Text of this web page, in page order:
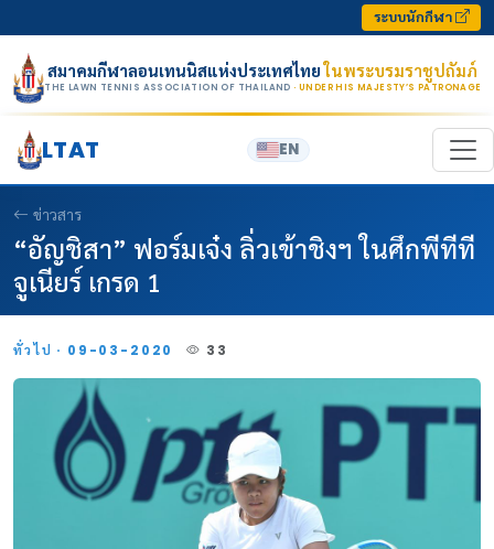
ระบบนักกีฬา
สมาคมกีฬาลอนเทนนิสแห่งประเทศไทยในพระบรมราชูปถัมภ์
THE LAWN TENNIS ASSOCIATION OF THAILAND · UNDER HIS MAJESTY’S PATRONAGE
LTAT EN
ข่าวสาร
“อัญชิสา” ฟอร์มเจ๋ง ลิ่วเข้าชิงฯ ในศึกพีทีที
จูเนียร์ เกรด 1
ทั่วไป · 09-03-2020 33